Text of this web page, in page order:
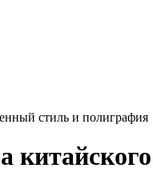
стиль и полиграфия